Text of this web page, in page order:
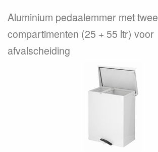
Aluminium pedaalemmer met twee
compartimenten (25 + 55 ltr) voor
afvalscheiding